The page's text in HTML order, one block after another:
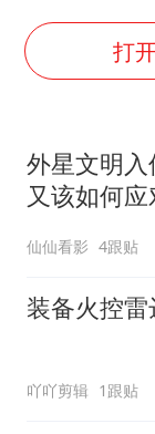
打
外星文明
又该如何应
仙仙看影 4跟贴
装备火控
吖吖剪辑 1跟贴